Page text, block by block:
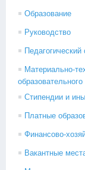
Образование
Руководство
Педагогический
Материально-
Стипендии и
Платные
Финансово-
Вакантные